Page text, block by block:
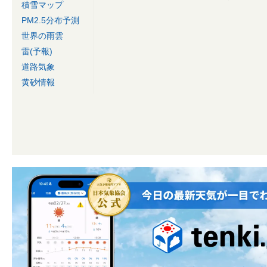
積雪マップ
PM2.5分布予測
世界の雨雲
雷(予報)
道路気象
黄砂情報